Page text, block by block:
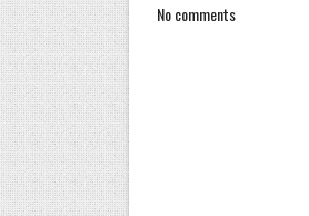
No comments